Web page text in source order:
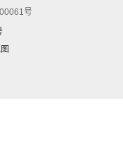
号